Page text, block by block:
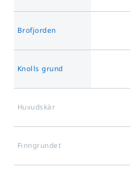
Brofjorden
Knolls grund
Huvudskär
Finngrundet